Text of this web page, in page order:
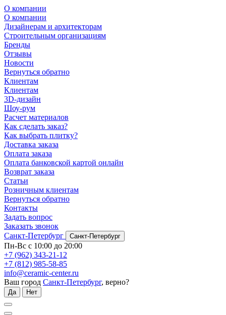
О компании
О компании
Дизайнерам и архитекторам
Строительным организациям
Бренды
Отзывы
Новости
Вернуться обратно
Клиентам
Клиентам
3D-дизайн
Шоу-рум
Расчет материалов
Как сделать заказ?
Как выбрать плитку?
Доставка заказа
Оплата заказа
Оплата банковской картой онлайн
Возврат заказа
Статьи
Розничным клиентам
Вернуться обратно
Контакты
Задать вопрос
Заказать звонок
Санкт-Петербург
Санкт-Петербург
Пн-Вс с 10:00 до 20:00
+7 (962) 343-21-12
+7 (812) 985-58-85
info@ceramic-center.ru
Ваш город Санкт-Петербург, верно?
Да Нет